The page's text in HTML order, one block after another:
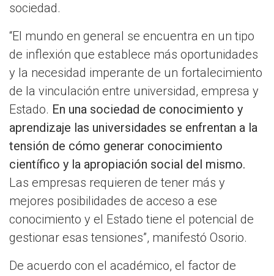
sociedad.
“El mundo en general se encuentra en un tipo
de inflexión que establece más oportunidades
y la necesidad imperante de un fortalecimiento
de la vinculación entre universidad, empresa y
Estado. En una sociedad de conocimiento y
aprendizaje las universidades se enfrentan a la
tensión de cómo generar conocimiento
científico y la apropiación social del mismo.
Las empresas requieren de tener más y
mejores posibilidades de acceso a ese
conocimiento y el Estado tiene el potencial de
gestionar esas tensiones”, manifestó Osorio.
De acuerdo con el académico, el factor de